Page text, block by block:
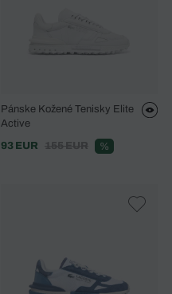
Pánske Kožené Tenisky Elite
Active
93 EUR
155 EUR %